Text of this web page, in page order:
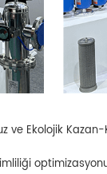
ve Ekolojik